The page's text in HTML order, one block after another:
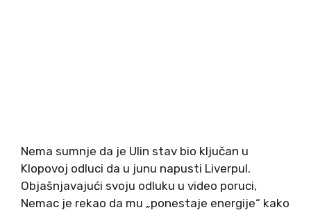
Nema sumnje da je Ulin stav bio ključan u
Klopovoj odluci da u junu napusti Liverpul.
Objašnjavajući svoju odluku u video poruci,
Nemac je rekao da mu „ponestaje energije“ kako